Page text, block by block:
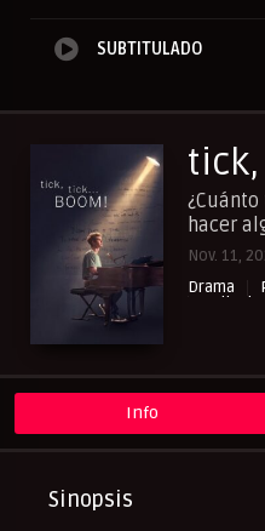
SUBTITULADO
tick,
hacer
Nov. 11,
Drama
Info
Sinopsis